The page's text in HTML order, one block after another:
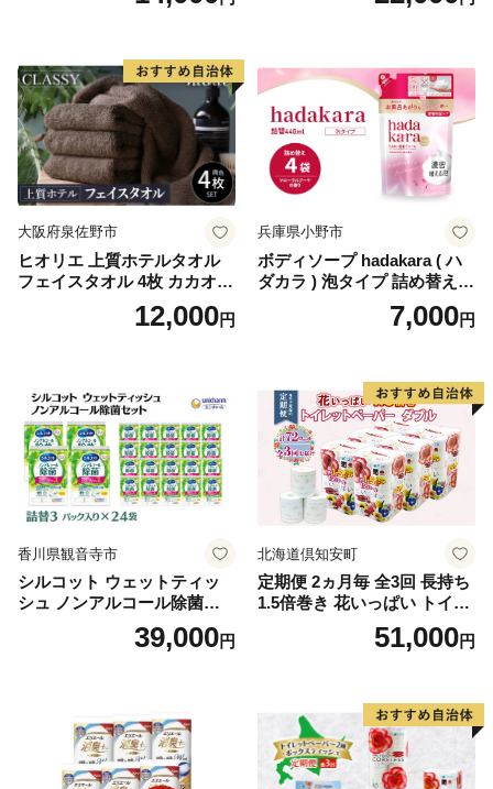
蓄 防災 エコ 消耗品 生活雑貨
生活用品 無香料 トイレット
ペーパー ダブル といれっと
ぺーぱー トイレ クレシア ト
イレットペーパー [BDBH002
-1]
大阪府泉佐野市
ヒオリエ 上質ホテルタオル
フェイスタオル 4枚 カカオ
【タオル 泉州タオル 吸水 普
段使い 無地 シンプル 日用品
12,000円
兵庫県小野市
ボディソープ hadakara ( ハ
ダカラ ) 泡タイプ 詰め替え 4
40ml×4袋 ボディーソープ 泡
ボディソープ 泡 日用品 消耗
泡石鹸 石鹸 兵庫 兵庫県 小野
7,000円
香川県観音寺市
シルコット ウェットティッ
シュ ノンアルコール除菌詰
替（43枚×3P）×24袋 日用品
おもちゃ 拭き取り 手拭き 外
39,000円
北海道倶知安町
定期便 2ヵ月毎 全3回 長持ち
1.5倍巻き 花いっぱい トイレ
ットペーパー ダブル 45ｍ 計
72ロール 全18種 花柄 プリン
ー 消耗品 備蓄 送料無料 北海
道 倶知安町 日用品
51,000円